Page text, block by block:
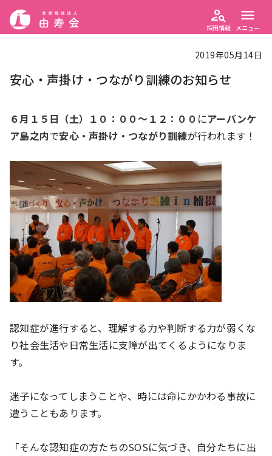
person_search
採用情報
menu
メニュー
2019年05月14日
安心・声掛け・つながり訓練のお知らせ
６月１５日（土）１０：００～１２：００ にアーバンケ
ア島之内で安心・声掛け・つながり訓練が行われます！
認知症が進行すると、理解する力や判断する力が弱くな
り社会生活や日常生活に支障が出てくるようになりま
す。
迷子になってしまうことや、時には命にかかわる事故に
遭うこともあります。
「そんな認知症の方たちのSOSに気づき、自分たちに出